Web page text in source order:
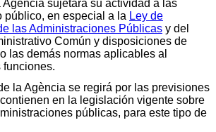
sujetará su actividad a las
público, en especial a la Ley de
las Administraciones Públicas y del
Común y disposiciones de
las demás normas aplicables al
funciones.
la Agència se regirá por las previsiones
en la legislación vigente sobre
públicas, para este tipo de